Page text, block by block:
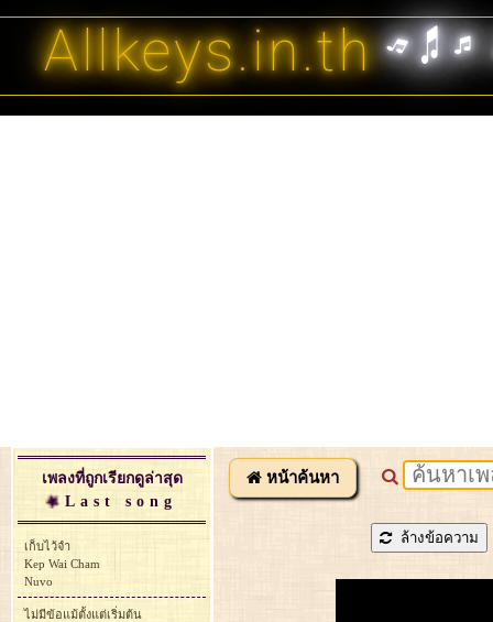
Allkeys.in.th
หน้าค้นหา
ล้างข้อความ
เพลงที่ถูกเรียกดูล่าสุด
Last song
เก็บไว้จำ
Kep Wai Cham
Nuvo
ไม่มีข้อแม้ตั้งแต่เริ่มต้น